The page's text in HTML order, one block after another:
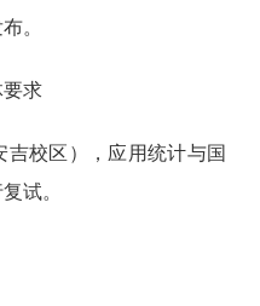
。
要求
校区），应用统计与国
试。